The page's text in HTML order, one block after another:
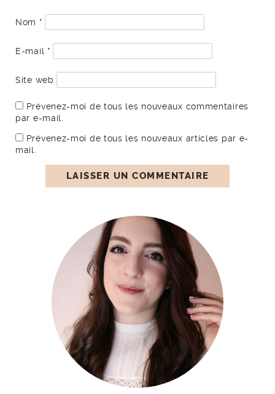
Nom *
E-mail *
Site web
Prévenez-moi de tous les nouveaux commentaires
par e-mail.
Prévenez-moi de tous les nouveaux articles par e-
mail.